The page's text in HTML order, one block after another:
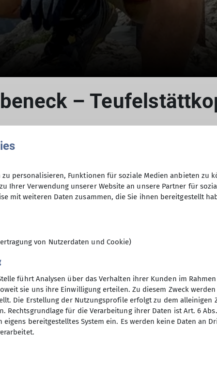
–
© Monika Kornprobst
Wegen der derzeit hohen
(Eng) in die Ammergauer Alpen
Linderhof geht es zunächst über
beginnt der spannendste Teil der
blumenreichen, grasigen Hängen
Abzweigung zum Hennenkopf. Wir
verlaufenden Maximiliansweg E4
personalisieren, Funktionen für soziale Medien anbieten zu
Ihrer Verwendung unserer Website an unsere Partner für
mit weiteren Daten zusammen, die Sie ihnen bereitgestellt
von Nutzerdaten und Cookie)
führt Analysen über das Verhalten ihrer Kunden im
sie uns ihre Einwilligung erteilen. Zu diesem Zweck
Die Erstellung der Nutzungsprofile erfolgt zu dem alleinigen
Rechtsgrundlage für die Verarbeitung ihrer Daten ist Art. 6
eigens bereitgestelltes System ein. Es werden keine Daten an